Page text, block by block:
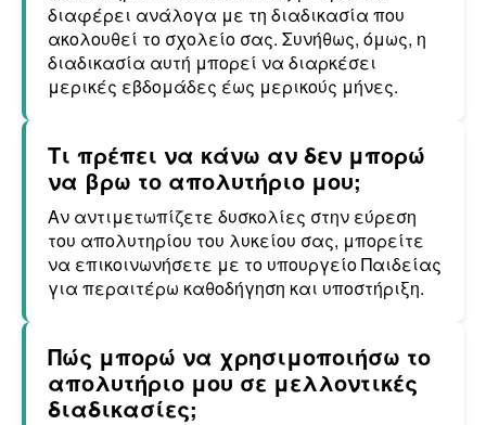
διαφέρει ανάλογα με τη διαδικασία που
ακολουθεί το σχολείο σας. Συνήθως, όμως, η
διαδικασία αυτή μπορεί να διαρκέσει
μερικές εβδομάδες έως μερικούς μήνες.
Τι πρέπει να κάνω αν δεν μπορώ
να βρω το απολυτήριο μου;
Αν αντιμετωπίζετε δυσκολίες στην εύρεση
του απολυτηρίου του λυκείου σας, μπορείτε
να επικοινωνήσετε με το υπουργείο Παιδείας
για περαιτέρω καθοδήγηση και υποστήριξη.
Πώς μπορώ να χρησιμοποιήσω το
απολυτήριο μου σε μελλοντικές
διαδικασίες;